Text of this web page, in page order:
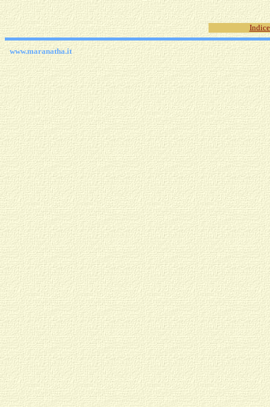
www.maranatha.it